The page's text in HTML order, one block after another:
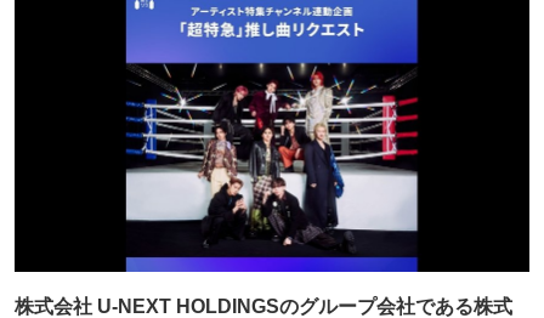
株式会社 U-NEXT HOLDINGSのグループ会社である株式